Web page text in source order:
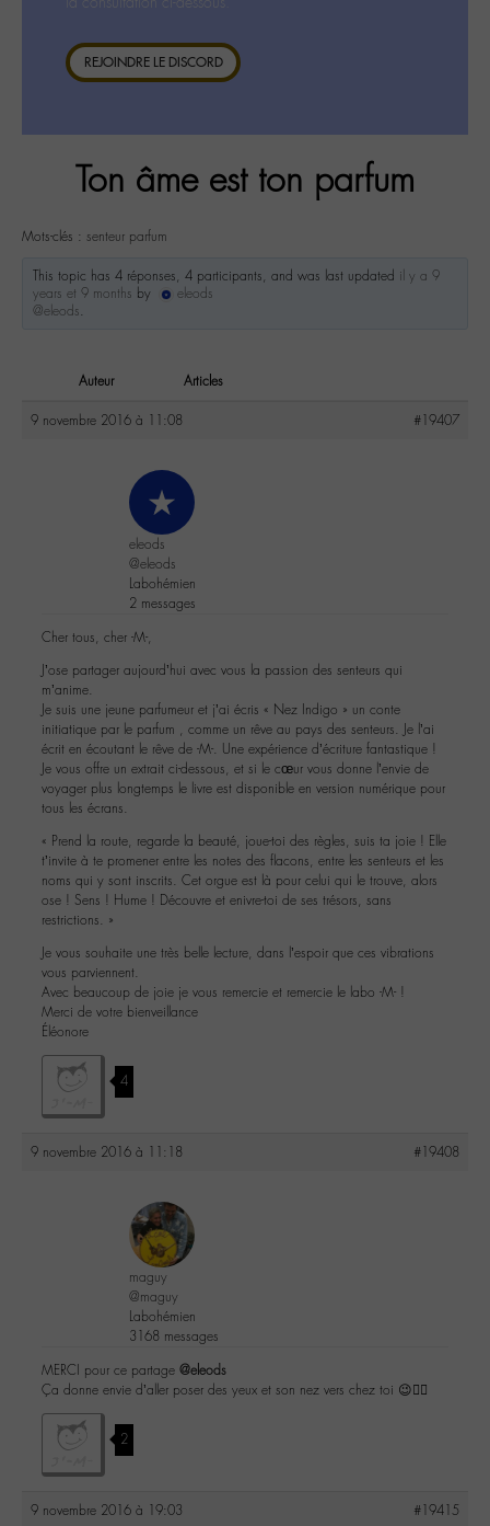
REJOINDRE LE DISCORD
Ton âme est ton parfum
Mots-clés : senteur parfum
This topic has 4 réponses, 4 participants, and was last updated il y a 9
years et 9 months by
eleods
@eleods.
Auteur Articles
9 novembre 2016 à 11:08 #19407
eleods
@eleods
Labohémien
2 messages
Cher tous, cher -M-,
J’ose partager aujourd’hui avec vous la passion des senteurs qui
m’anime.
Je suis une jeune parfumeur et j’ai écris « Nez Indigo » un conte
initiatique par le parfum , comme un rêve au pays des senteurs. Je l’ai
écrit en écoutant le rêve de -M-. Une expérience d’écriture fantastique !
Je vous offre un extrait ci-dessous, et si le cœur vous donne l’envie de
voyager plus longtemps le livre est disponible en version numérique pour
tous les écrans.
« Prend la route, regarde la beauté, joue-toi des règles, suis ta joie ! Elle
t’invite à te promener entre les notes des flacons, entre les senteurs et les
noms qui y sont inscrits. Cet orgue est là pour celui qui le trouve, alors
ose ! Sens ! Hume ! Découvre et enivre-toi de ses trésors, sans
restrictions. »
Je vous souhaite une très belle lecture, dans l’espoir que ces vibrations
vous parviennent.
Avec beaucoup de joie je vous remercie et remercie le labo -M- !
Merci de votre bienveillance
Éléonore
4
9 novembre 2016 à 11:18 #19408
maguy
@maguy
Labohémien
3168 messages
MERCI pour ce partage @eleods
Ça donne envie d’aller poser des yeux et son nez vers chez toi 😉👍🏼
2
9 novembre 2016 à 19:03 #19415